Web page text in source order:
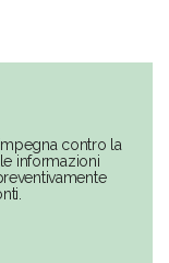
contro la
informazioni